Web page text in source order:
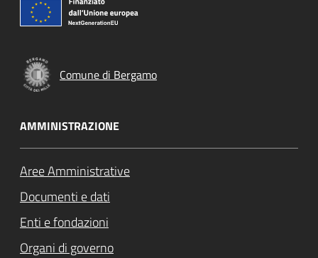
Comune di Bergamo
AMMINISTRAZIONE
Aree Amministrative
Documenti e dati
Enti e fondazioni
Organi di governo